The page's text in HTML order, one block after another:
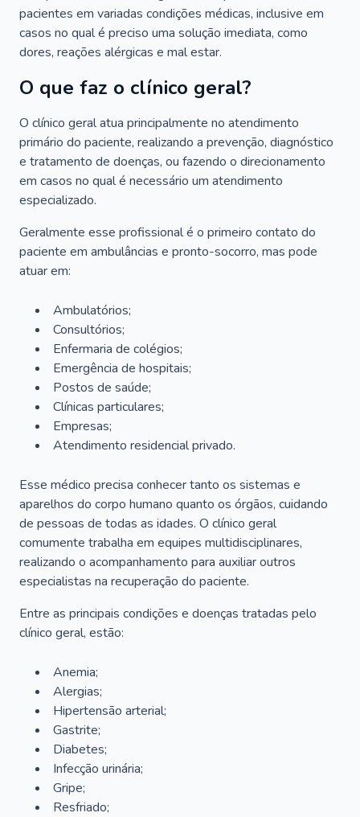
pacientes em variadas condições médicas, inclusive em
casos no qual é preciso uma solução imediata, como
dores, reações alérgicas e mal estar.
O que faz o clínico geral?
O clínico geral atua principalmente no atendimento
primário do paciente, realizando a prevenção, diagnóstico
e tratamento de doenças, ou fazendo o direcionamento
em casos no qual é necessário um atendimento
especializado.
Geralmente esse profissional é o primeiro contato do
paciente em ambulâncias e pronto-socorro, mas pode
atuar em:
Ambulatórios;
Consultórios;
Enfermaria de colégios;
Emergência de hospitais;
Postos de saúde;
Clínicas particulares;
Empresas;
Atendimento residencial privado.
Esse médico precisa conhecer tanto os sistemas e
aparelhos do corpo humano quanto os órgãos, cuidando
de pessoas de todas as idades. O clínico geral
comumente trabalha em equipes multidisciplinares,
realizando o acompanhamento para auxiliar outros
especialistas na recuperação do paciente.
Entre as principais condições e doenças tratadas pelo
clínico geral, estão:
Anemia;
Alergias;
Hipertensão arterial;
Gastrite;
Diabetes;
Infecção urinária;
Gripe;
Resfriado;